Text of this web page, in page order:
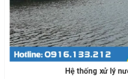
Hệ thống xử lý nước biển